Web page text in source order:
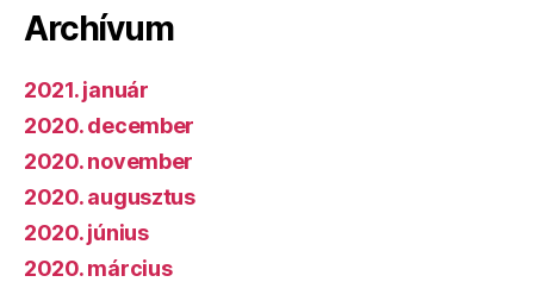
Archívum
2021. január
2020. december
2020. november
2020. augusztus
2020. június
2020. március